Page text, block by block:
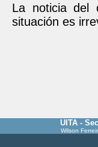
La noticia del
situación es
UITA -
Wilson